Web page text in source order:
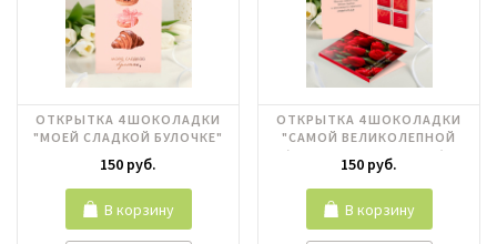
ОТКРЫТКА 4 ШОКОЛАДКИ
"МОЕЙ СЛАДКОЙ БУЛОЧКЕ"
150 руб.
В корзину
ОТКРЫТКА 4 ШОКОЛАДКИ
"САМОЙ ВЕЛИКОЛЕПНОЙ
(КРАСНЫЕ ТЮЛЬПАНЫ)"
150 руб.
В корзину